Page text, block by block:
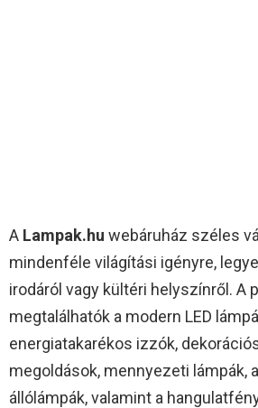
A Lampak.hu webáruház széles
mindenféle világítási igényre,
irodáról vagy kültéri helyszínről. A
megtalálhatók a modern LED
energiatakarékos izzók,
megoldások, mennyezeti lámpák,
állólámpák, valamint a